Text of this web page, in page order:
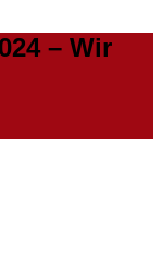
– Wir